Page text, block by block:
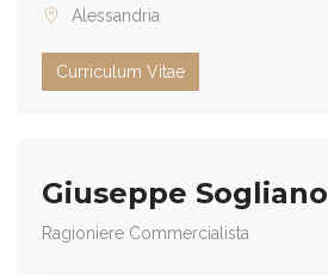
Alessandria
Curriculum Vitae
Giuseppe Sogliano
Ragioniere Commercialista